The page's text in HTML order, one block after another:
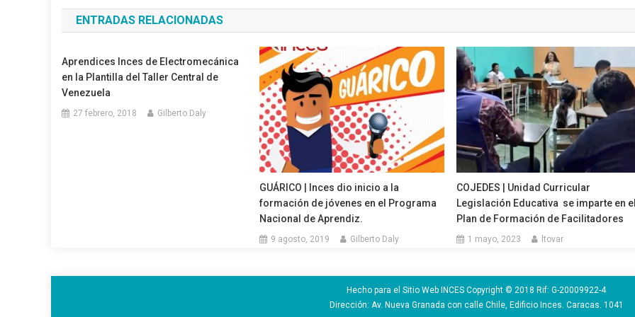
entradas
ENTRADAS RELACIONADAS
Aprendices Inces de Electromecánica
en la Plantilla del Taller Central de
Venezuela
27 febrero, 2018 Gilberto Daly
GUÁRICO | Inces dio inicio a la
formación de jóvenes en el Programa
Nacional de Aprendiz.
9 agosto, 2019 Gilberto Daly
COJEDES | Unidad Curricular
Legislación Educativa se imparte en
Plan de Formación de Facilitadores
1 mayo, 2023 ltovar
Hecho para el Sitio Web INCES Copyright © 2018 Rif: G-20009922-4
Dirección: Av. Nueva Granada con calle Chile, Edificio Inces. Caracas. 1041